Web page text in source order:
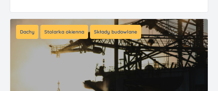
Dachy Stolarka okienna Składy budowlane